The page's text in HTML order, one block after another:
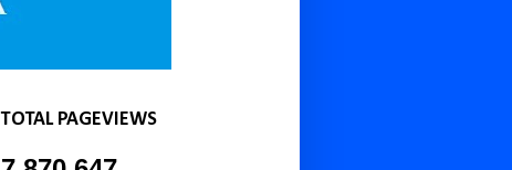
TOTAL PAGEVIEWS